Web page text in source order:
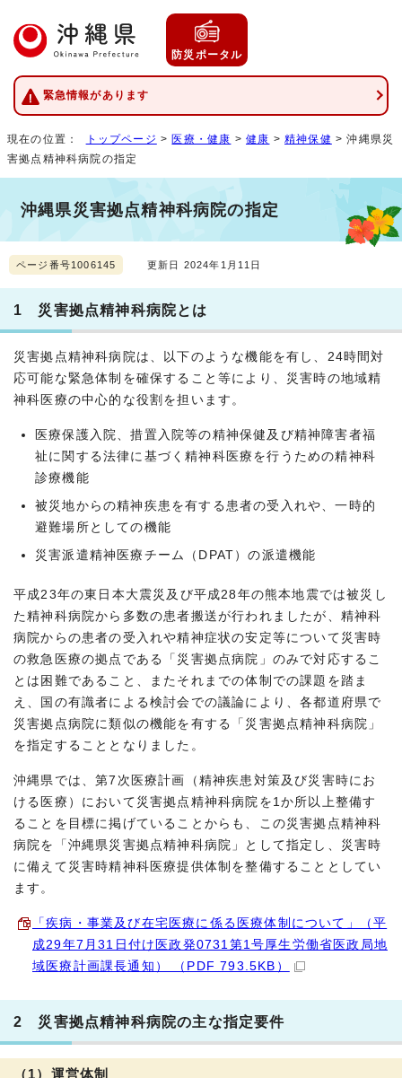
防災ポータル
緊急情報があります
現在の位置： トップページ >医療・健康 >健康 >精神保健 > 沖縄県災
害拠点精神科病院の指定
沖縄県災害拠点精神科病院の指定
ページ番号1006145 更新日 2024年1月11日
1 災害拠点精神科病院とは
災害拠点精神科病院は、以下のような機能を有し、24時間対
応可能な緊急体制を確保すること等により、災害時の地域精
神科医療の中心的な役割を担います。
医療保護入院、措置入院等の精神保健及び精神障害者福
祉に関する法律に基づく精神科医療を行うための精神科
診療機能
被災地からの精神疾患を有する患者の受入れや、一時的
避難場所としての機能
災害派遣精神医療チーム（DPAT）の派遣機能
平成23年の東日本大震災及び平成28年の熊本地震では被災し
た精神科病院から多数の患者搬送が行われましたが、精神科
病院からの患者の受入れや精神症状の安定等について災害時
の救急医療の拠点である「災害拠点病院」のみで対応するこ
とは困難であること、またそれまでの体制での課題を踏ま
え、国の有識者による検討会での議論により、各都道府県で
災害拠点病院に類似の機能を有する「災害拠点精神科病院」
を指定することとなりました。
沖縄県では、第7次医療計画（精神疾患対策及び災害時にお
ける医療）において災害拠点精神科病院を1か所以上整備す
ることを目標に掲げていることからも、この災害拠点精神科
病院を「沖縄県災害拠点精神科病院」として指定し、災害時
に備えて災害時精神科医療提供体制を整備することとしてい
ます。
「疾病・事業及び在宅医療に係る医療体制について」（平
成29年7月31日付け医政発0731第1号厚生労働省医政局地
域医療計画課長通知） （PDF 793.5KB）
2 災害拠点精神科病院の主な指定要件
（1）運営体制